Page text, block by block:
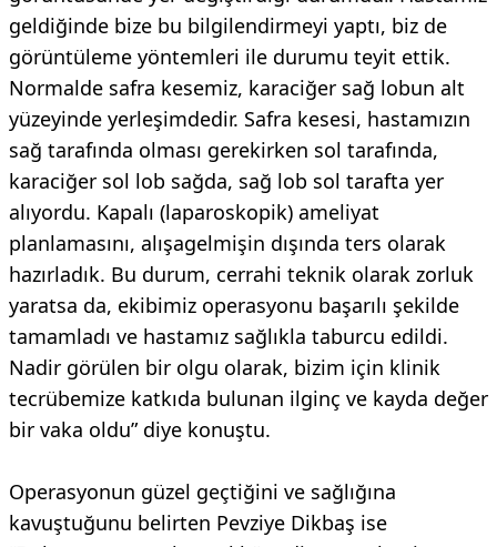
geldiğinde bize bu bilgilendirmeyi yaptı, biz de
görüntüleme yöntemleri ile durumu teyit ettik.
Normalde safra kesemiz, karaciğer sağ lobun alt
yüzeyinde yerleşimdedir. Safra kesesi, hastamızın
sağ tarafında olması gerekirken sol tarafında,
karaciğer sol lob sağda, sağ lob sol tarafta yer
alıyordu. Kapalı (laparoskopik) ameliyat
planlamasını, alışagelmişin dışında ters olarak
hazırladık. Bu durum, cerrahi teknik olarak zorluk
yaratsa da, ekibimiz operasyonu başarılı şekilde
tamamladı ve hastamız sağlıkla taburcu edildi.
Nadir görülen bir olgu olarak, bizim için klinik
tecrübemize katkıda bulunan ilginç ve kayda değer
bir vaka oldu” diye konuştu.
Operasyonun güzel geçtiğini ve sağlığına
kavuştuğunu belirten Pevziye Dikbaş ise